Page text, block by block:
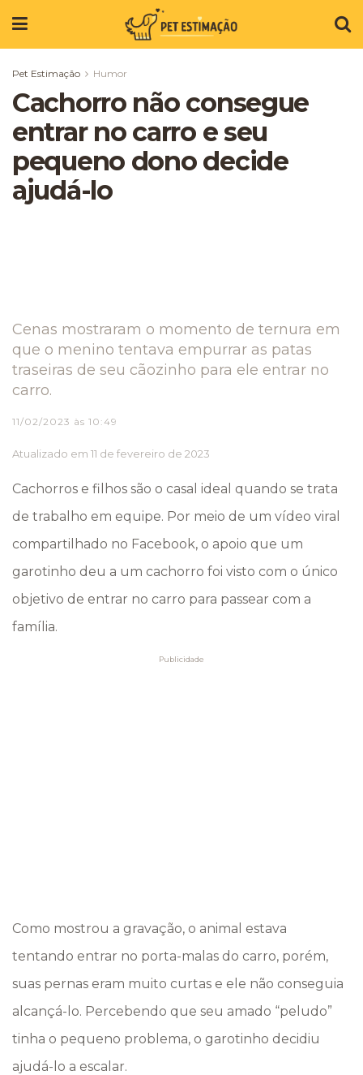
Pet Estimação Humor
Cachorro não consegue
entrar no carro e seu
pequeno dono decide
ajudá-lo
Cenas mostraram o momento de ternura em
que o menino tentava empurrar as patas
traseiras de seu cãozinho para ele entrar no
carro.
11/02/2023 às 10:49
Atualizado em 11 de fevereiro de 2023
Cachorros e filhos são o casal ideal quando se trata
de trabalho em equipe. Por meio de um vídeo viral
compartilhado no Facebook, o apoio que um
garotinho deu a um cachorro foi visto com o único
objetivo de entrar no carro para passear com a
família.
Publicidade
Como mostrou a gravação, o animal estava
tentando entrar no porta-malas do carro, porém,
suas pernas eram muito curtas e ele não conseguia
alcançá-lo. Percebendo que seu amado “peludo”
tinha o pequeno problema, o garotinho decidiu
ajudá-lo a escalar.